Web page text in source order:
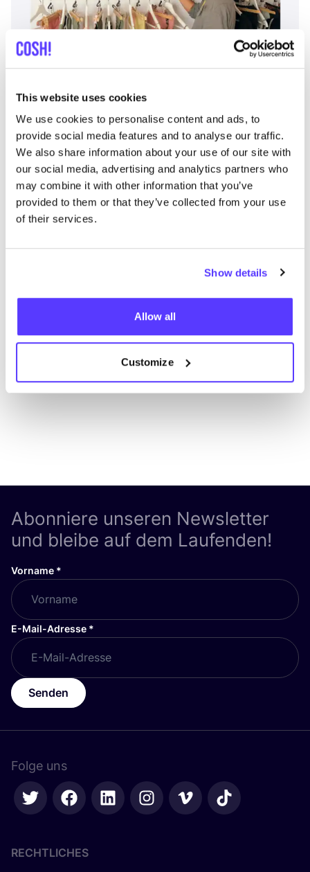
This website uses cookies
We use cookies to personalise content and ads, to
provide social media features and to analyse our traffic.
We also share information about your use of our site with
our social media, advertising and analytics partners who
may combine it with other information that you’ve
provided to them or that they’ve collected from your use
of their services.
Show details
Allow all
Customize
Fashion Space
Avenida Francisco Andrade Fumero 1, Arona
Kleidung
List Map
Abonniere unseren Newsletter
und bleibe auf dem Laufenden!
Vorname *
E-Mail-Adresse *
Senden
Folge uns
RECHTLICHES